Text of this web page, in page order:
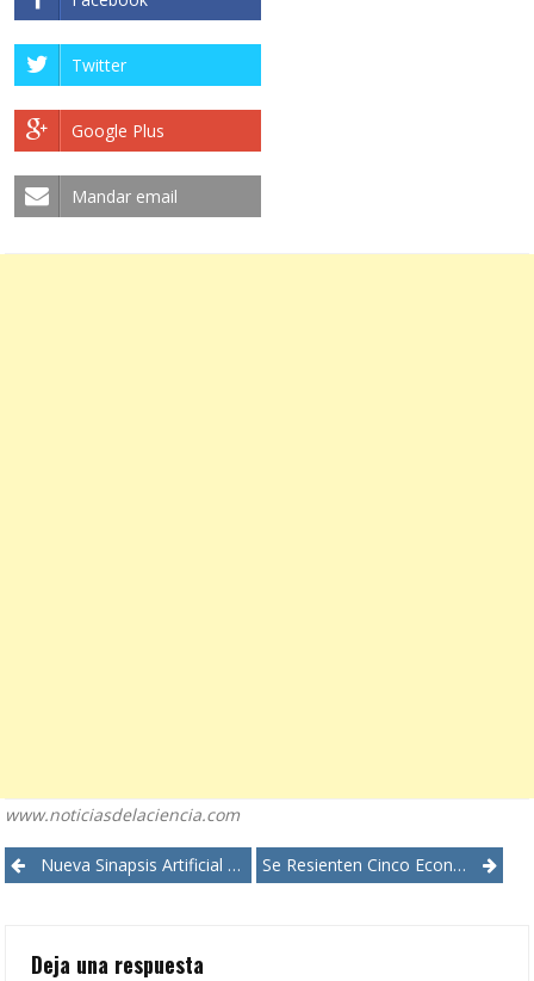
Twitter
Google Plus
Mandar email
www.noticiasdelaciencia.com
PostNueva Sinapsis Artificial Basada En Las Del Cerebro Humano Se Resienten Cinco Economías Emergentes
Deja una respuesta